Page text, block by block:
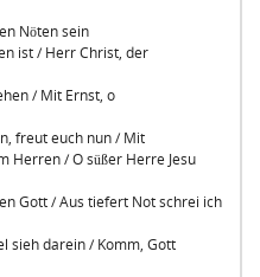
Nöten sein
ist / Herr Christ, der
/ Mit Ernst, o
freut euch nun / Mit
Herren / O süßer Herre Jesu
Gott / Aus tiefert Not schrei ich
sieh darein / Komm, Gott